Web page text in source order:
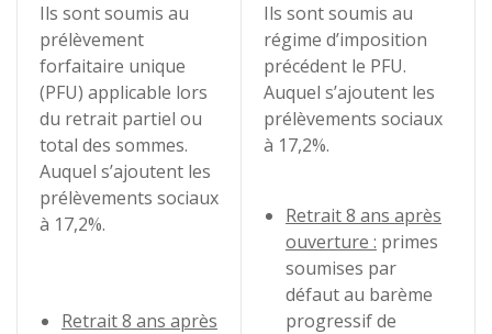
Ils sont soumis au
prélèvement
forfaitaire unique
(PFU) applicable lors
du retrait partiel ou
total des sommes.
Auquel s’ajoutent les
prélèvements sociaux
à 17,2%.
Retrait 8 ans après
Ils sont soumis au
régime d’imposition
précédent le PFU.
Auquel s’ajoutent les
prélèvements sociaux
à 17,2%.
Retrait 8 ans après
ouverture : primes
soumises par
défaut au barème
progressif de